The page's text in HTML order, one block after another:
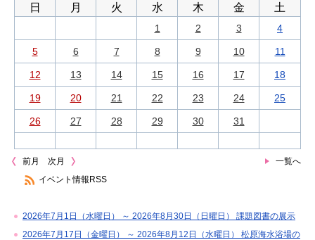
日 月 火 水 木 金 土
1 2 3 4
5 6 7 8 9 10 11
12 13 14 15 16 17 18
19 20 21 22 23 24 25
26 27 28 29 30 31
前月 一覧へ
次月
イベント情報RSS
2026年7月1日（水曜日） ～ 2026年8月30日（日曜日） 課題図書の展示
2026年7月17日（金曜日） ～ 2026年8月12日（水曜日） 松原海水浴場の